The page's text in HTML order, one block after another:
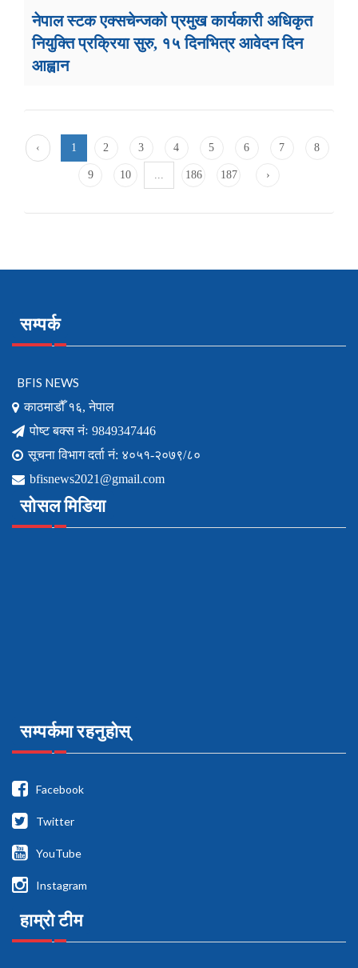
नेपाल स्टक एक्सचेन्जको प्रमुख कार्यकारी अधिकृत
नियुक्ति प्रक्रिया सुरु, १५ दिनभित्र आवेदन दिन
आह्वान
‹ 1 2 3 4 5 6 7 8
9 10 186 187 ›
सम्पर्क
BFIS NEWS
काठमाडौँ १६, नेपाल
पोष्ट बक्स नंः 9849347446
सूचना विभाग दर्ता नं: ४०५१-२०७९/८०
bfisnews2021@gmail.com
सोसल मिडिया
सम्पर्कमा रहनुहोस्
Facebook
Twitter
YouTube
Instagram
हाम्रो टीम